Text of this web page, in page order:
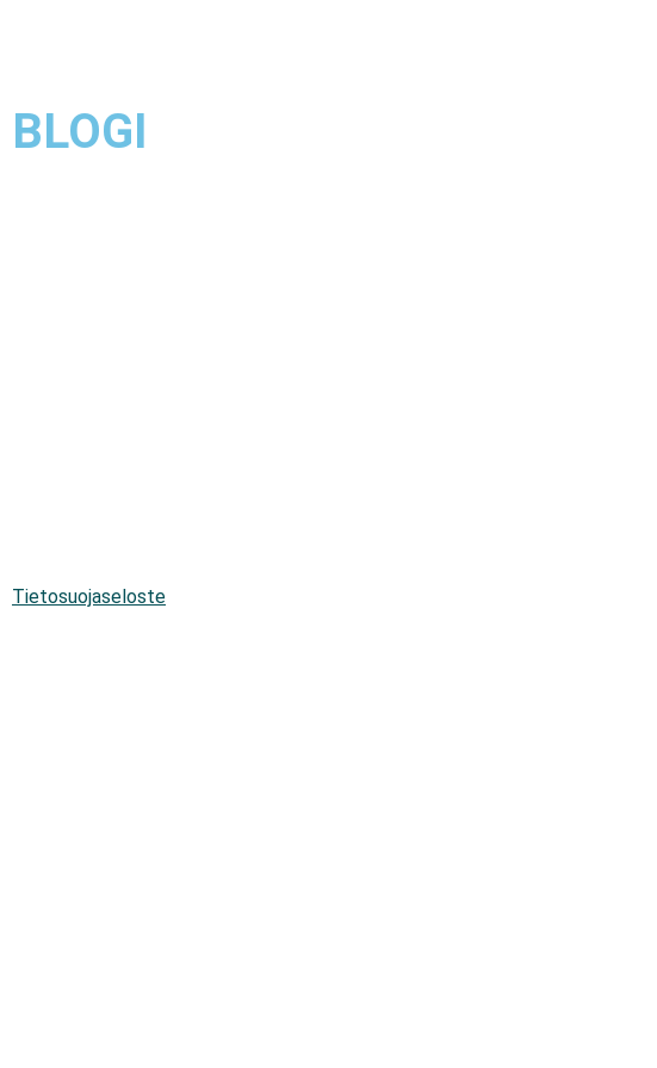
BLOGI
Tietosuojaseloste